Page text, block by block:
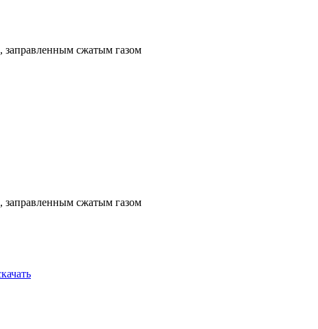
заправленным сжатым газом
заправленным сжатым газом